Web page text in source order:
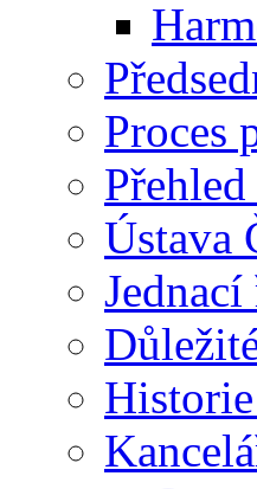
Proces
Ústava
Jednací